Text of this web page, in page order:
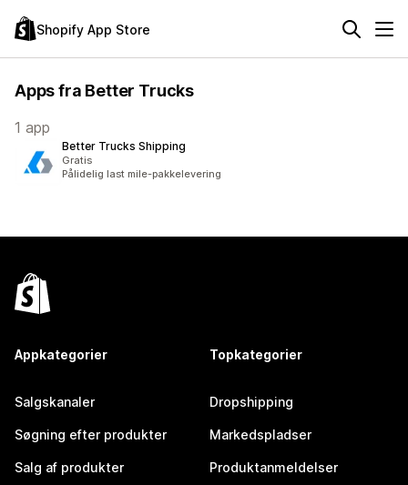
Shopify App Store
Apps fra Better Trucks
1 app
Better Trucks Shipping
Gratis
Pålidelig last mile-pakkelevering
Appkategorier
Salgskanaler
Søgning efter produkter
Salg af produkter
Topkategorier
Dropshipping
Markedspladser
Produktanmeldelser